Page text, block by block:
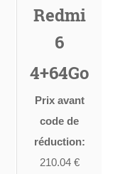
Redmi
6
4+64Go
Prix avant
code de
réduction:
210.04 €